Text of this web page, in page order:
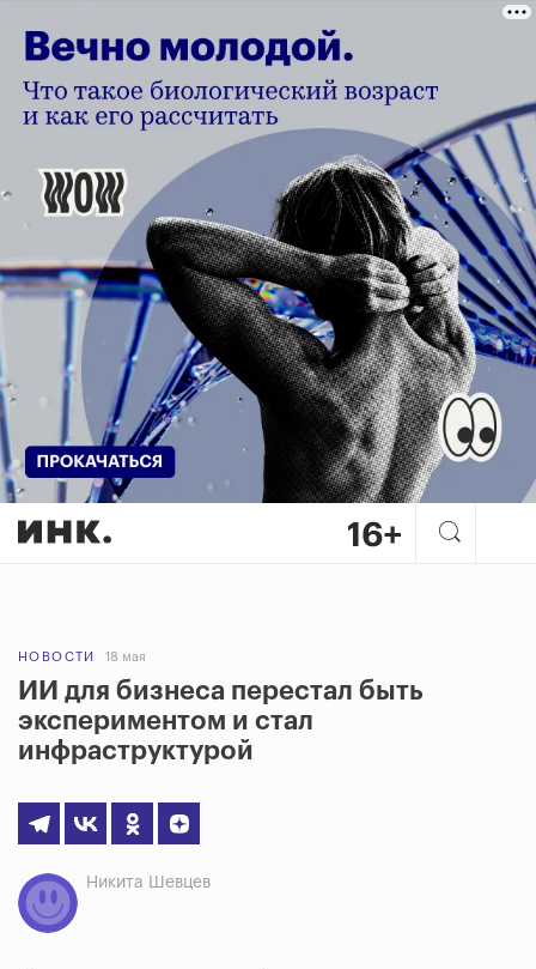
НОВОСТИ 18 мая
ИИ для бизнеса перестал быть
экспериментом и стал
инфраструктурой
Никита Шевцев